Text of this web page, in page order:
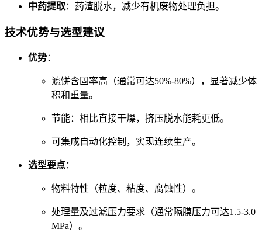
中药提取：药渣脱水，减少有机废物处理负担。
技术优势与选型建议
优势：
滤饼含固率高（通常可达50%-80%），显著减少体
积和重量。
节能：相比直接干燥，挤压脱水能耗更低。
可集成自动化控制，实现连续生产。
选型要点：
物料特性（粒度、粘度、腐蚀性）。
处理量及过滤压力要求（通常隔膜压力可达1.5-3.0
MPa）。